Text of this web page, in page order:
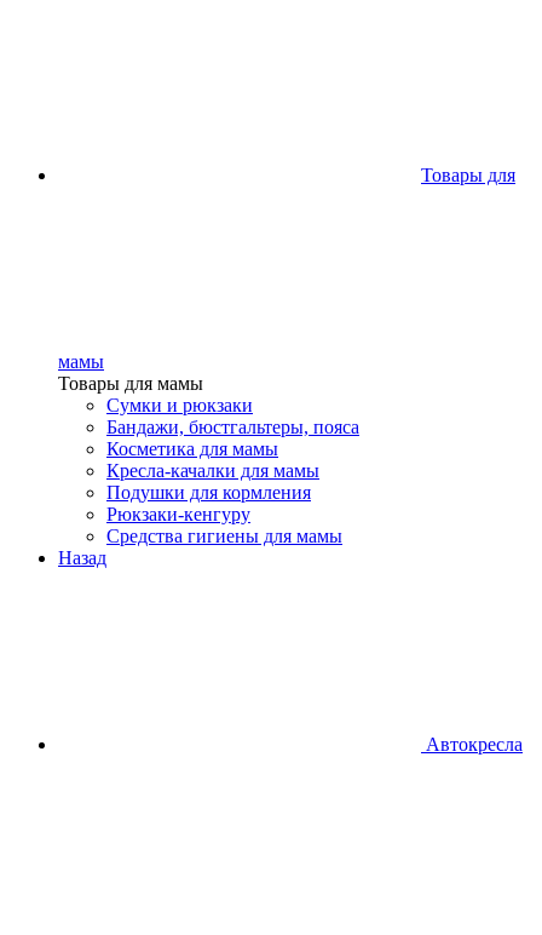
Товары для
мамы
Товары для мамы
Сумки и рюкзаки
Бандажи, бюстгальтеры, пояса
Косметика для мамы
Кресла-качалки для мамы
Подушки для кормления
Рюкзаки-кенгуру
Средства гигиены для мамы
Назад
Автокресла